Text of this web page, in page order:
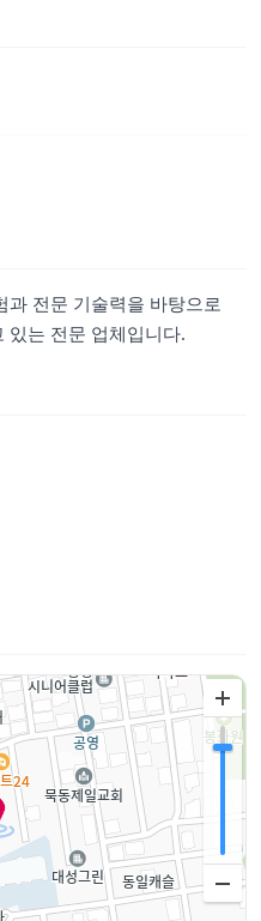
전문 기술력을 바탕으로
있는 전문 업체입니다.